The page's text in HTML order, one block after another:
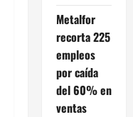
Metalfor
recorta 225
empleos
por caída
del 60% en
ventas